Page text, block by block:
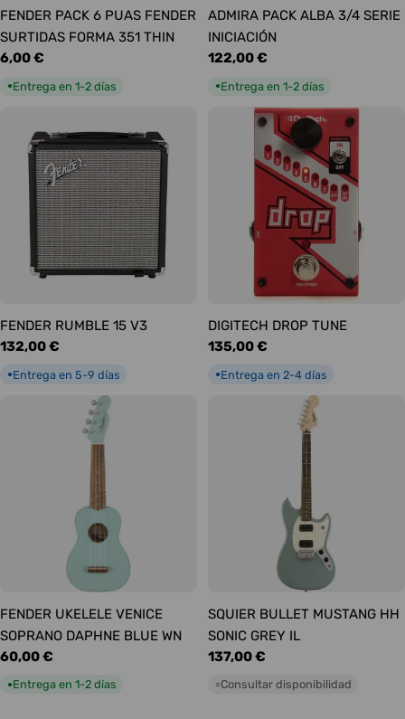
FENDER PACK 6 PUAS FENDER
SURTIDAS FORMA 351 THIN
Precio
6,00 €
●Entrega en 1-2 días
ADMIRA PACK ALBA 3/4 SERIE
INICIACIÓN
Precio
122,00 €
●Entrega en 1-2 días
FENDER RUMBLE 15 V3
Precio
132,00 €
●Entrega en 5-9 días
DIGITECH DROP TUNE
Precio
135,00 €
●Entrega en 2-4 días
FENDER UKELELE VENICE
SOPRANO DAPHNE BLUE WN
Precio
habitual
60,00 €
●Entrega en 1-2 días
SQUIER BULLET MUSTANG HH
SONIC GREY IL
Precio
habitual
137,00 €
○Consultar disponibilidad